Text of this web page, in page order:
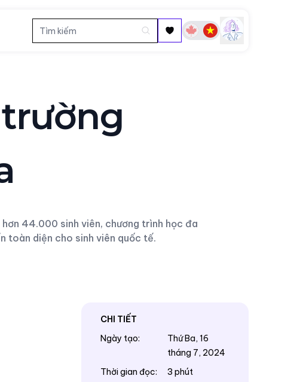
44.000 sinh viên, chương trình học đa
toàn diện cho sinh viên quốc tế.
CHI TIẾT
Ngày tạo:
Thứ Ba, 16
tháng 7, 2024
Thời gian đọc:
3 phút